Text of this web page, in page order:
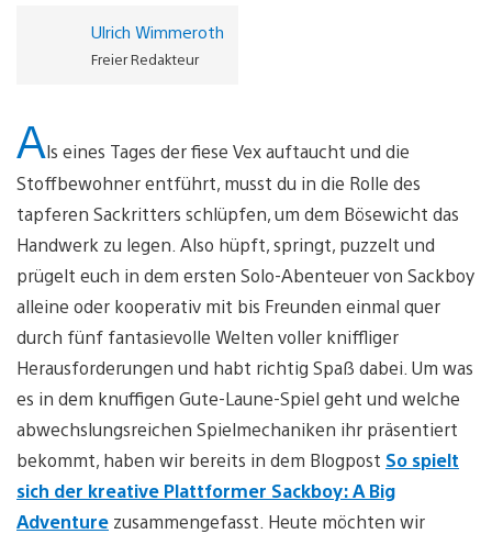
Ulrich Wimmeroth
Freier Redakteur
Als eines Tages der fiese Vex auftaucht und die
Stoffbewohner entführt, musst du in die Rolle des
tapferen Sackritters schlüpfen, um dem Bösewicht das
Handwerk zu legen. Also hüpft, springt, puzzelt und
prügelt euch in dem ersten Solo-Abenteuer von Sackboy
alleine oder kooperativ mit bis Freunden einmal quer
durch fünf fantasievolle Welten voller kniffliger
Herausforderungen und habt richtig Spaß dabei. Um was
es in dem knuffigen Gute-Laune-Spiel geht und welche
abwechslungsreichen Spielmechaniken ihr präsentiert
bekommt, haben wir bereits in dem Blogpost So spielt
sich der kreative Plattformer Sackboy: A Big
Adventure zusammengefasst. Heute möchten wir